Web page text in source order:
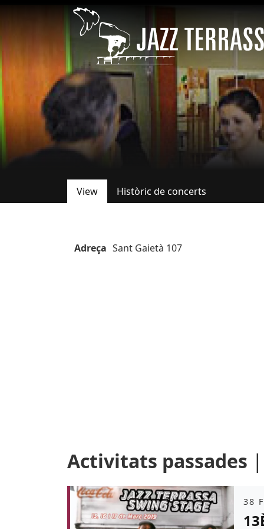
Skip to main content
Primary tabs
View Històric de concerts
Adreça Sant Gaietà 107
Activitats passades
38